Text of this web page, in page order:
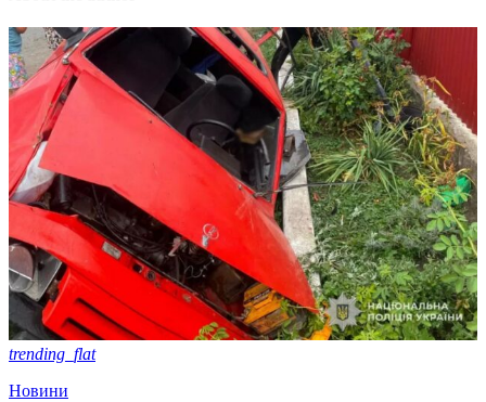
trending_flat
Новини